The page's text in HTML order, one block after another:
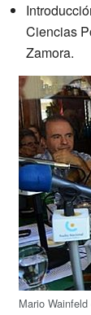
Ciencias
Zamora.
Mario